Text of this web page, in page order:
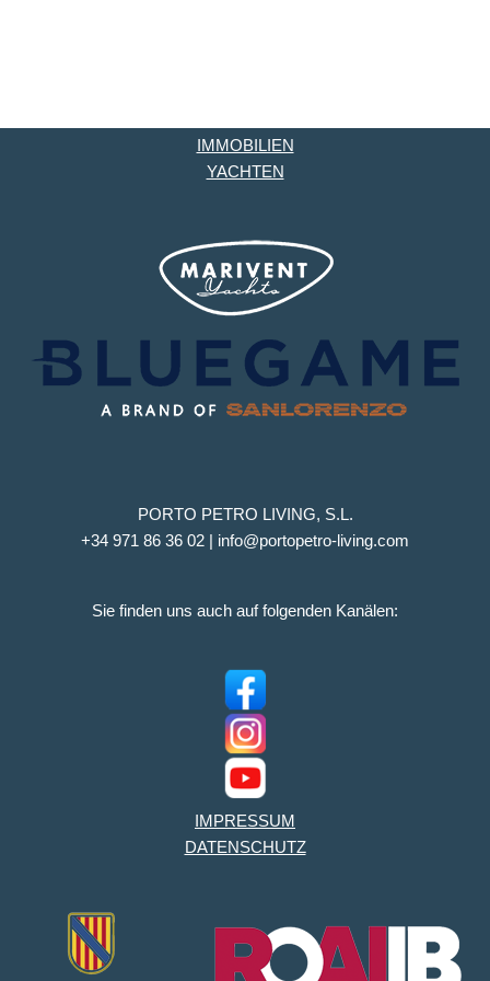
IMMOBILIEN
YACHTEN
PORTO PETRO LIVING, S.L.
+34 971 86 36 02 | info@portopetro-living.com
Sie finden uns auch auf folgenden Kanälen:
IMPRESSUM
DATENSCHUTZ